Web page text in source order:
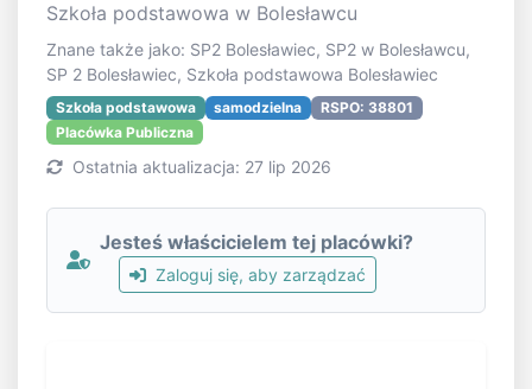
Szkoła podstawowa w Bolesławcu
Znane także jako: SP2 Bolesławiec, SP2 w Bolesławcu,
SP 2 Bolesławiec, Szkoła podstawowa Bolesławiec
Szkoła podstawowa samodzielna
RSPO: 38801
Placówka Publiczna
Ostatnia aktualizacja: 27 lip 2026
Jesteś właścicielem tej placówki?
Zaloguj się, aby zarządzać